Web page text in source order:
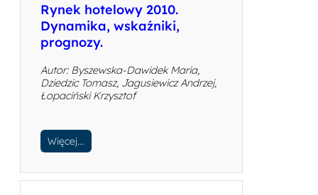
Rynek hotelowy 2010.
Dynamika, wskaźniki,
prognozy.
Autor: Byszewska-Dawidek Maria,
Dziedzic Tomasz, Jagusiewicz Andrzej,
Łopaciński Krzysztof
Więcej…